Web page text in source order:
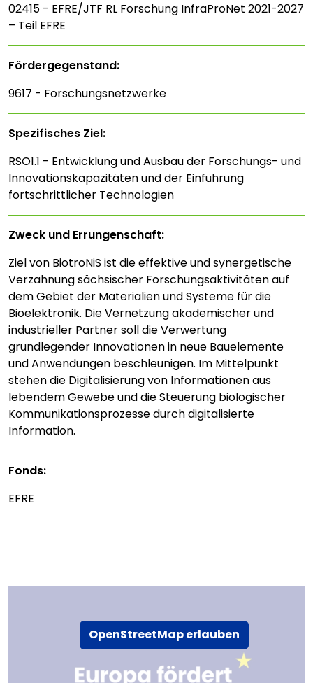
OpenStreetMap erlauben
02415 - EFRE/JTF RL Forschung InfraProNet 2021-2027
– Teil EFRE
Fördergegenstand:
9617 - Forschungsnetzwerke
Spezifisches Ziel:
RSO1.1 - Entwicklung und Ausbau der Forschungs- und
Innovationskapazitäten und der Einführung
fortschrittlicher Technologien
Zweck und Errungenschaft:
Ziel von BiotroNiS ist die effektive und synergetische
Verzahnung sächsischer Forschungsaktivitäten auf
dem Gebiet der Materialien und Systeme für die
Bioelektronik. Die Vernetzung akademischer und
industrieller Partner soll die Verwertung
grundlegender Innovationen in neue Bauelemente
und Anwendungen beschleunigen. Im Mittelpunkt
stehen die Digitalisierung von Informationen aus
lebendem Gewebe und die Steuerung biologischer
Kommunikationsprozesse durch digitalisierte
Information.
Fonds:
EFRE